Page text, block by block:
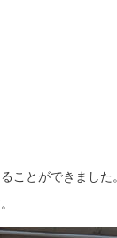
ことができました。